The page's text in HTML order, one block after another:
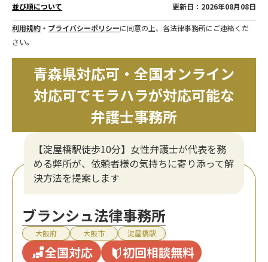
並び順について 更新日：2026年08月08日
利用規約 ・ プライバシーポリシーに同意の上、各法律事務所にご連絡くだ
さい。
青森県対応可・全国オンライン
対応可でモラハラが対応可能な
弁護士事務所
【淀屋橋駅徒歩10分】女性弁護士が代表を務
める弊所が、依頼者様の気持ちに寄り添って解
決方法を提案します
ブランシュ法律事務所
大阪府 大阪市 淀屋橋駅
全国対応 初回相談無料